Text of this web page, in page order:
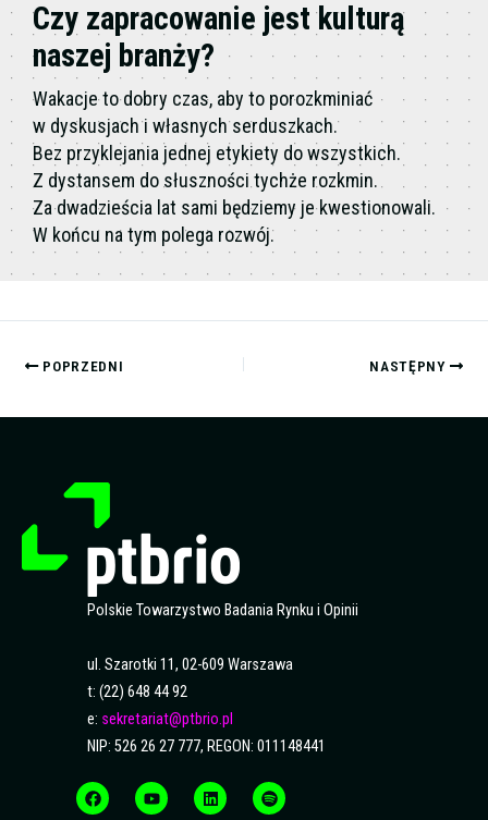
Czy zapracowanie jest kulturą
naszej branży?
Wakacje to dobry czas, aby to porozkminiać
w dyskusjach i własnych serduszkach.
Bez przyklejania jednej etykiety do wszystkich.
Z dystansem do słuszności tychże rozkmin.
Za dwadzieścia lat sami będziemy je kwestionowali.
W końcu na tym polega rozwój.
POPRZEDNI NASTĘPNY
Polskie Towarzystwo Badania Rynku i Opinii
ul. Szarotki 11, 02-609 Warszawa
t: (22) 648 44 92
e: sekretariat@ptbrio.pl
NIP: 526 26 27 777, REGON: 011148441
a
c
e
o
u
t
i
n
k
p
o
t